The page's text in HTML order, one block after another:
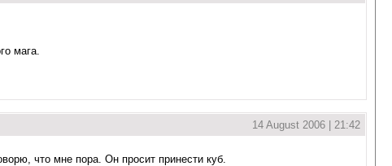
мага.
14 August 2006 | 21:42
что мне пора. Он просит принести куб.